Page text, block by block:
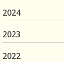
2024
2023
2022